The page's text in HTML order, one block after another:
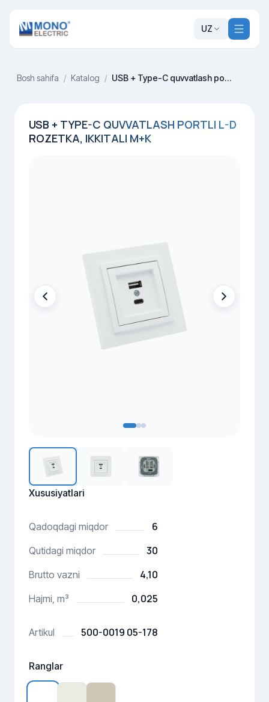
UZ
Bosh sahifa / Katalog / USB + Type-C quvvatlash portli L-D rozetka, ikkitali М+К
USB + TYPE-C QUVVATLASH PORTLI L-D
ROZETKA, IKKITALI М+К
Xususiyatlari
Qadoqdagi miqdor 6
Qutidagi miqdor 30
Brutto vazni 4,10
Hajmi, m³ 0,025
Artikul 500-0019 05-178
Ranglar